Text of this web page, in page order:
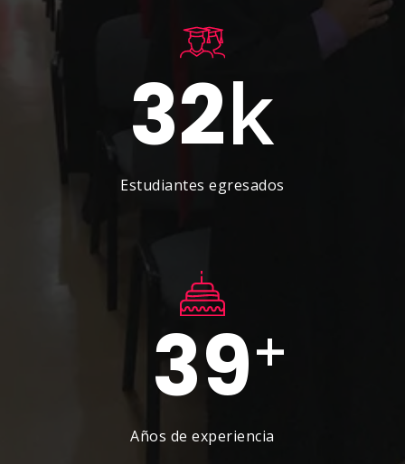
32k
Estudiantes egresados
39+
Años de experiencia